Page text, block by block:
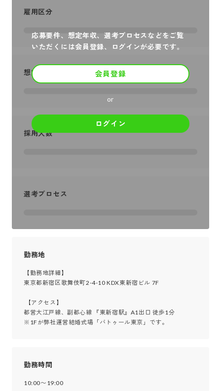
応募要件、想定年収、選考プロセスなどをご覧
いただくには会員登録、ログインが必要です。
会員登録
or
ログイン
雇用区分
想定年収
採用人数
選考プロセス
勤務地
【勤務地詳細】
東京都新宿区歌舞伎町2-4-10 KDX東新宿ビル 7F
都営大江戸線、副都心線 『東新宿駅』A1出口 徒歩1分
※1Fが弊社運営結婚式場「バトゥール東京」です。
勤務時間
10:00〜19:00